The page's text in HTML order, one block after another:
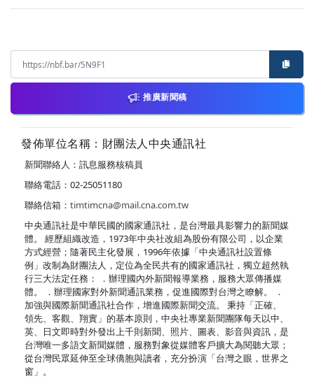
推廣新聞稿
發佈單位名稱：財團法人中央通訊社
新聞聯絡人：訊息服務核稿員
聯絡電話：02-25051180
聯絡信箱： timtimcna@mail.cna.com.tw
中央通訊社是中華民國的國家通訊社，是台灣最具影響力的新聞媒
體。 經歷組織改造，1973年中央社改組為股份有限公司，以企業
方式經營；隨著民主化發展，1996年依據「中央通訊社設置條
例」改制為財團法人，定位為全民共有的國家通訊社，獨立超然執
行三大法定任務： ．辦理國內外新聞報導業務，服務大眾傳播媒
體。 ．辦理國家對外新聞通訊業務，促進國際對台灣之瞭解。 ．
加強與國際新聞通訊社合作，增進國際新聞交流。 秉持「正確、
領先、客觀、翔實」的基本原則，中央社專業新聞團隊每天以中、
英、日文即時對外發出上千則新聞、照片、圖表、影音與資訊，是
台灣唯一多語文新聞媒體，服務對象從媒體客戶擴大為閱聽大眾；
從台灣民眾延伸至全球僑胞與讀者，充分扮演「台灣之眼，世界之
窗」。